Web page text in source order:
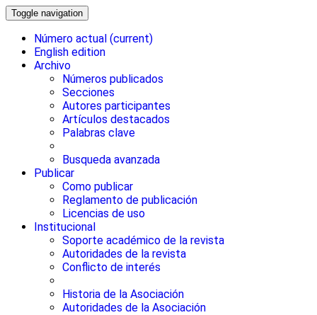
Toggle navigation
Número actual (current)
English edition
Archivo
Números publicados
Secciones
Autores participantes
Artículos destacados
Palabras clave
Busqueda avanzada
Publicar
Como publicar
Reglamento de publicación
Licencias de uso
Institucional
Soporte académico de la revista
Autoridades de la revista
Conflicto de interés
Historia de la Asociación
Autoridades de la Asociación